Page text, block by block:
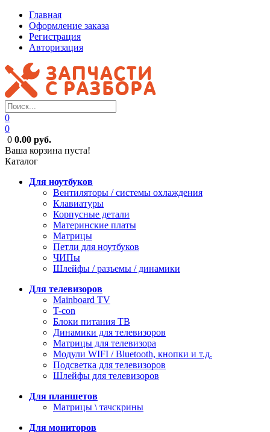
Главная
Оформление заказа
Регистрация
Авторизация
0
0
0 0.00 руб.
Ваша корзина пуста!
Каталог
Для ноутбуков
Вентиляторы / системы охлаждения
Клавиатуры
Корпусные детали
Материнские платы
Матрицы
Петли для ноутбуков
ЧИПы
Шлейфы / разъемы / динамики
Для телевизоров
Mainboard TV
T-con
Блоки питания ТВ
Динамики для телевизоров
Матрицы для телевизора
Модули WIFI / Bluetooth, кнопки и т.д.
Подсветка для телевизоров
Шлейфы для телевизоров
Для планшетов
Матрицы \ тачскрины
Для мониторов